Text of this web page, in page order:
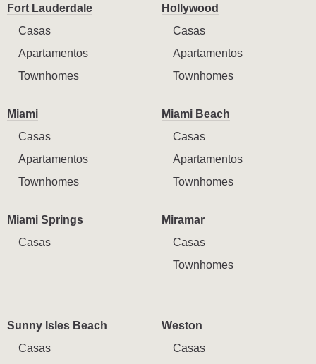
Fort Lauderdale
Casas
Apartamentos
Townhomes
Hollywood
Casas
Apartamentos
Townhomes
Miami
Casas
Apartamentos
Townhomes
Miami Beach
Casas
Apartamentos
Townhomes
Miami Springs
Casas
Miramar
Casas
Townhomes
Sunny Isles Beach
Casas
Weston
Casas